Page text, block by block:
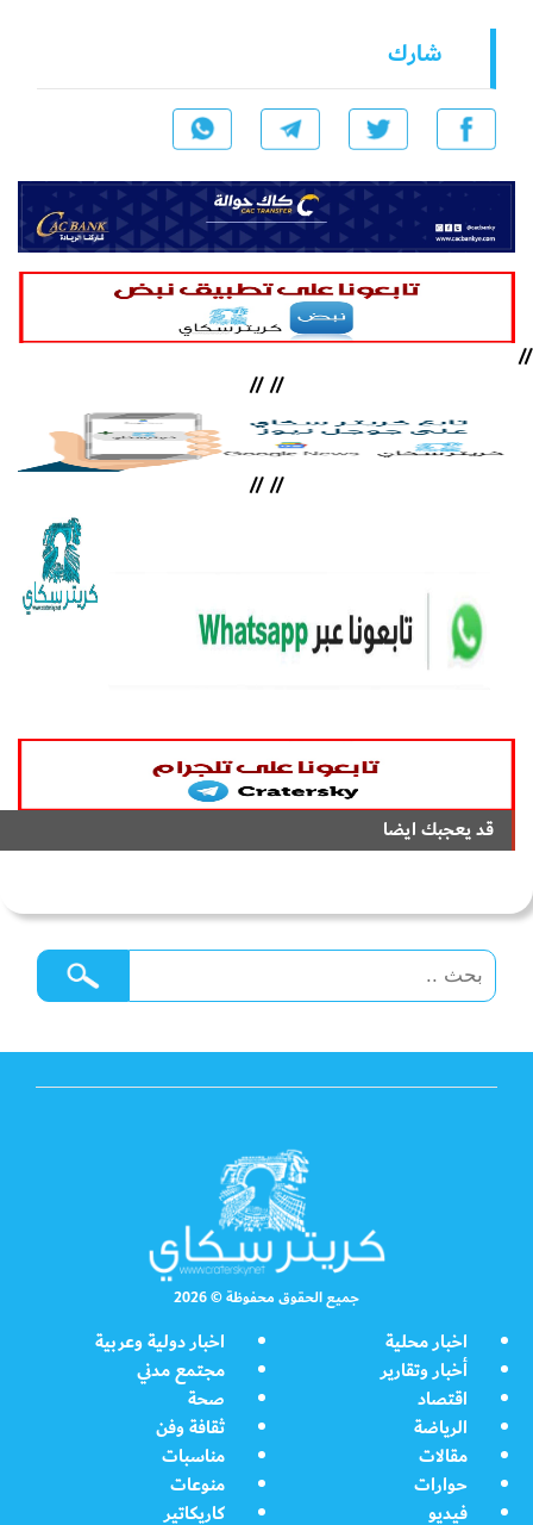
شارك
//
//
//
//
//
قد يعجبك ايضا
جميع الحقوق محفوظة © 2026
اخبار محلية
اخبار دولية وعربية
أخبار وتقارير
مجتمع مدني
اقتصاد
صحة
الرياضة
ثقافة وفن
مقالات
مناسبات
حوارات
منوعات
فيديو
كاريكاتير